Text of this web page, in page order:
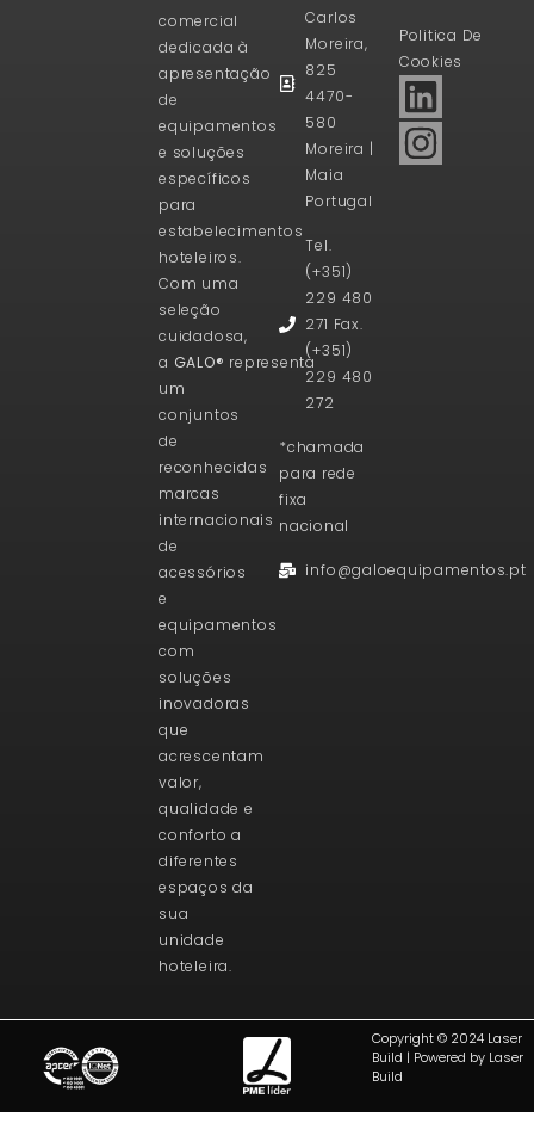
comercial
dedicada à
apresentação
de
equipamentos
e soluções
específicos
para
estabelecimentos
hoteleiros.
Com uma
seleção
cuidadosa,
a GALO® representa
um
conjuntos
de
reconhecidas
marcas
internacionais
de
acessórios
e
equipamentos
com
soluções
inovadoras
que
acrescentam
valor,
qualidade e
conforto a
diferentes
espaços da
sua
unidade
hoteleira.
Carlos
Moreira,
825
4470-
580
Moreira |
Maia
Portugal
Tel.
(+351)
229 480
271 Fax.
(+351)
229 480
272
*chamada
para rede
fixa
nacional
info@galoequipamentos.pt
Politica De
Cookies
Copyright © 2024 Laser
Build | Powered by Laser
Build